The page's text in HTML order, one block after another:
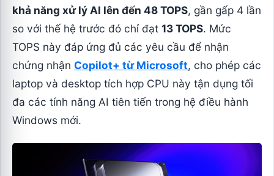
khả năng xử lý AI lên đến 48 TOPS, gần gấp 4 lần
so với thế hệ trước đó chỉ đạt13 TOPS. Mức
TOPS này đáp ứng đủ các yêu cầu để nhận
chứng nhận Copilot+ từ Microsoft, cho phép các
laptop và desktop tích hợp CPU này tận dụng tối
đa các tính năng AI tiên tiến trong hệ điều hành
Windows mới.